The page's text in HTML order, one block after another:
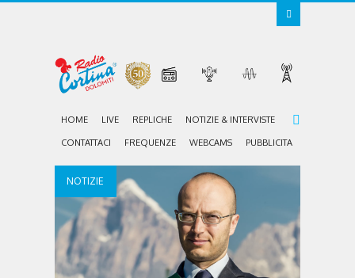
HOME LIVE REPLICHE NOTIZIE & INTERVISTE
CONTATTACI FREQUENZE WEBCAMS PUBBLICITA
NOTIZIE